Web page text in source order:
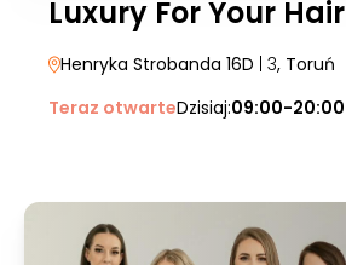
Luxury For Your Hair
Henryka Strobanda 16D | 3, Toruń
Teraz otwarteDzisiaj:09:00-20:00